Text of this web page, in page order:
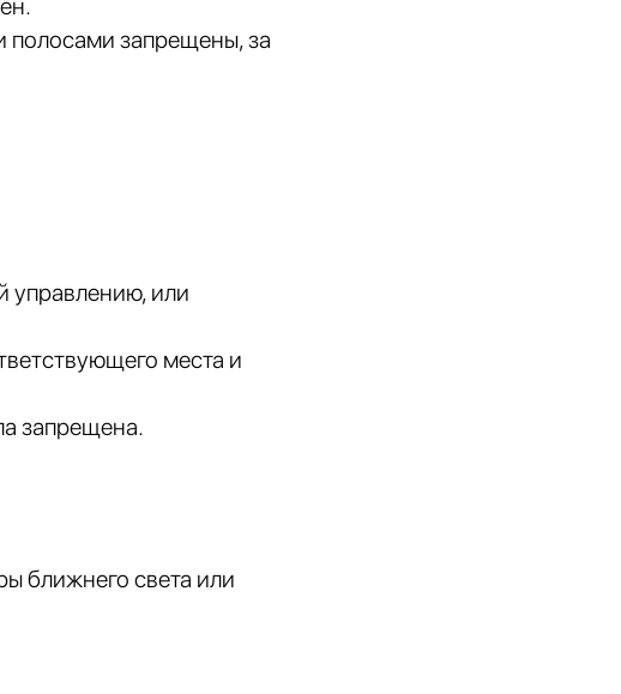
полосами запрещены, за
управлению, или
места и
запрещена.
ближнего света или